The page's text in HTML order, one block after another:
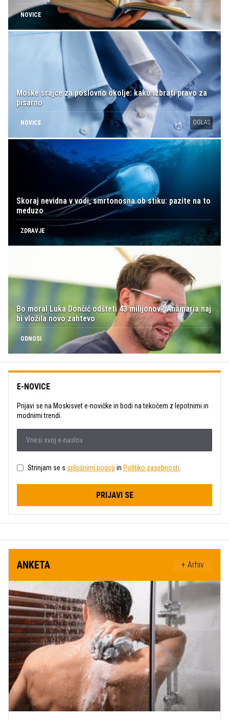
NOVICE
Moške srajce za poslovno okolje: kako izbrati pravo za
pisarno
NOVICE OGLAS
Skoraj nevidna v vodi, smrtonosna ob stiku: pazite na to
meduzo
ZDRAVJE
Bo moral Luka Dončić odšteti 43 milijonov? Anamaria naj
bi vložila novo zahtevo
ODNOSI
E-NOVICE
Prijavi se na Moskisvet e-novičke in bodi na tekočem z lepotnimi in
modnimi trendi.
Strinjam se s splošnimi pogoji in Politiko zasebnosti
PRIJAVI SE
ANKETA + Arhiv